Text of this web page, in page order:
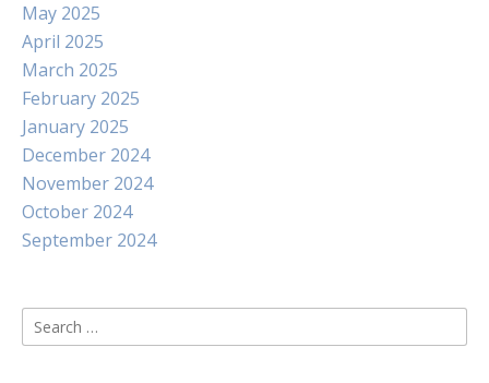
May 2025
April 2025
March 2025
February 2025
January 2025
December 2024
November 2024
October 2024
September 2024
Search
for: